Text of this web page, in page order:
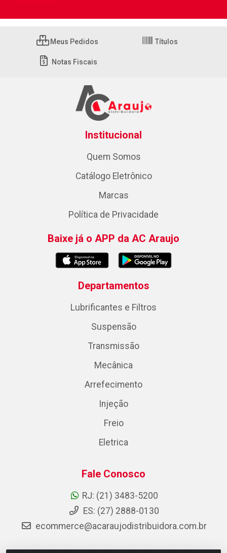
Meus Pedidos Títulos
Notas Fiscais
Institucional
Quem Somos
Catálogo Eletrônico
Marcas
Política de Privacidade
Baixe já o APP da AC Araujo
Departamentos
Lubrificantes e Filtros
Suspensão
Transmissão
Mecânica
Arrefecimento
Injeção
Freio
Eletrica
Fale Conosco
RJ: (21) 3483-5200
ES: (27) 2888-0130
ecommerce@acaraujodistribuidora.com.br